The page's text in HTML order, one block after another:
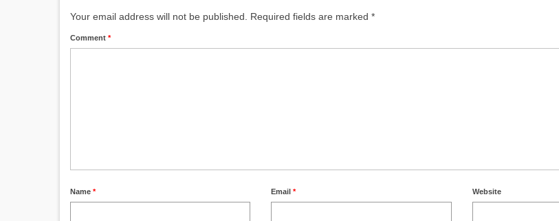
Your email address will not be published. Required fields are marked *
Comment *
Name * Email* Website